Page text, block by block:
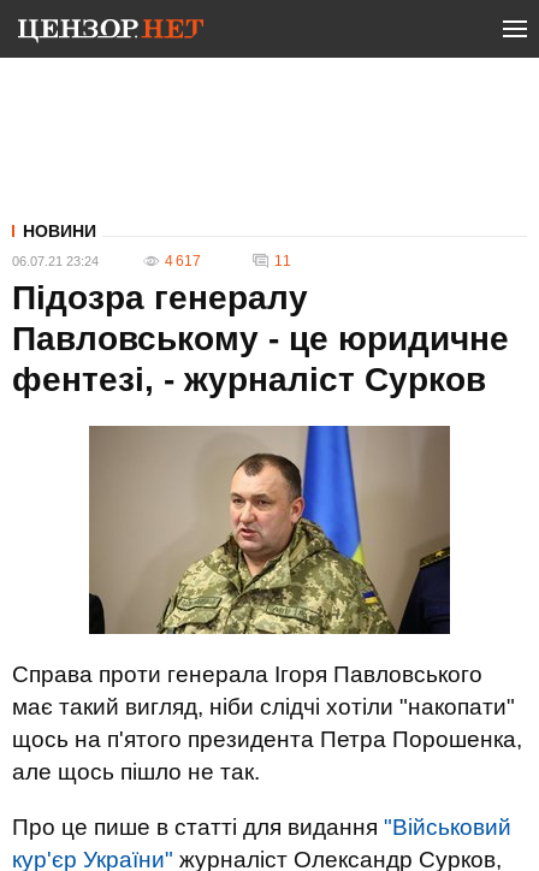
НОВИНИ
06.07.21 23:24 4 617 11
Підозра генералу
Павловському - це юридичне
фентезі, - журналіст Сурков
Справа проти генерала Ігоря Павловського
має такий вигляд, ніби слідчі хотіли "накопати"
щось на п'ятого президента Петра Порошенка,
але щось пішло не так.
Про це пише в статті для видання "Військовий
кур'єр України" журналіст Олександр Сурков,